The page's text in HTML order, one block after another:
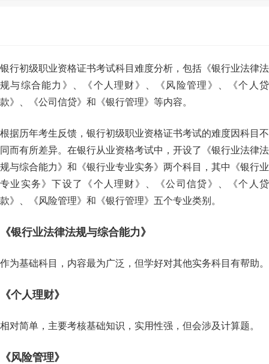
银行初级职业资格证书考试科目难度分析，包括《银行业法律法
规与综合能力》、《个人理财》、《风险管理》、《个人贷
款》、《公司信贷》和《银行管理》等内容。
根据历年考生反馈，银行初级职业资格证书考试的难度因科目不
同而有所差异。在银行从业资格考试中，开设了《银行业法律法
规与综合能力》和《银行业专业实务》两个科目，其中《银行业
专业实务》下设了《个人理财》、《公司信贷》、《个人贷
款》、《风险管理》和《银行管理》五个专业类别。
《银行业法律法规与综合能力》
作为基础科目，内容最为广泛，但学好对其他实务科目有帮助。
《个人理财》
相对简单，主要考核基础知识，实用性强，但会涉及计算题。
《风险管理》